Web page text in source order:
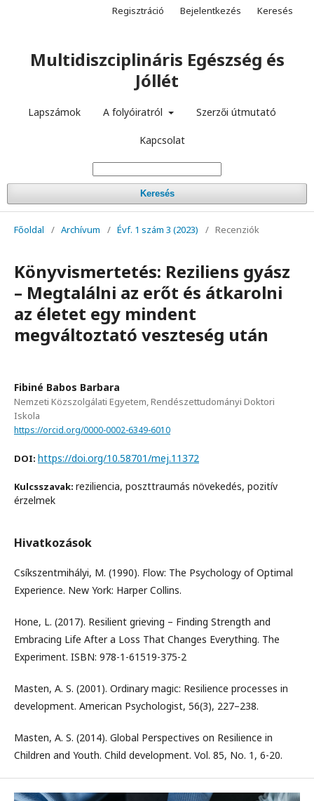
Multidiszciplináris Egészség és
Jóllét
Lapszámok A folyóiratról Szerzői útmutató
Kapcsolat
Keresés
Regisztráció Bejelentkezés Keresés
Főoldal / Archívum / Évf. 1 szám 3 (2023) / Recenziók
Könyvismertetés: Reziliens gyász
– Megtalálni az erőt és átkarolni
az életet egy mindent
megváltoztató veszteség után
Fibiné Babos Barbara
Nemzeti Közszolgálati Egyetem, Rendészettudományi Doktori
Iskola
https://orcid.org/0000-0002-6349-6010
DOI: https://doi.org/10.58701/mej.11372
Kulcsszavak: reziliencia, poszttraumás növekedés, pozitív
érzelmek
Hivatkozások
Csíkszentmihályi, M. (1990). Flow: The Psychology of Optimal
Experience. New York: Harper Collins.
Hone, L. (2017). Resilient grieving – Finding Strength and
Embracing Life After a Loss That Changes Everything. The
Experiment. ISBN: 978-1-61519-375-2
Masten, A. S. (2001). Ordinary magic: Resilience processes in
development. American Psychologist, 56(3), 227–238.
Masten, A. S. (2014). Global Perspectives on Resilience in
Children and Youth. Child development. Vol. 85, No. 1, 6-20.